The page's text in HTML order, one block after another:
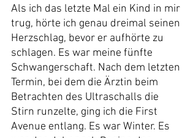
Als ich das letzte Mal ein Kind in mir
trug, hörte ich genau dreimal seinen
Herzschlag, bevor er aufhörte zu
schlagen. Es war meine fünfte
Schwangerschaft. Nach dem letzten
Termin, bei dem die Ärztin beim
Betrachten des Ultraschalls die
Stirn runzelte, ging ich die First
Avenue entlang. Es war Winter. Es